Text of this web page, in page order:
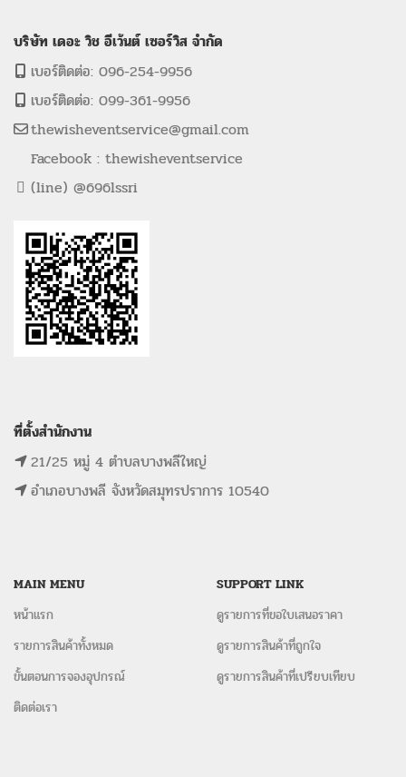
บริษัท เดอะ วิช อีเว้นต์ เซอร์วิส จำกัด
เบอร์ติดต่อ: 096-254-9956
เบอร์ติดต่อ: 099-361-9956
thewisheventservice@gmail.com
Facebook : thewisheventservice
(line) @696lssri
ที่ตั้งสำนักงาน
21/25 หมู่ 4 ตำบลบางพลีใหญ่
อำเภอบางพลี จังหวัดสมุทรปราการ 10540
MAIN MENU
หน้าแรก
รายการสินค้าทั้งหมด
ขั้นตอนการจองอุปกรณ์
ติดต่อเรา
SUPPORT LINK
ดูรายการที่ขอใบเสนอราคา
ดูรายการสินค้าที่ถูกใจ
ดูรายการสินค้าที่เปรียบเทียบ